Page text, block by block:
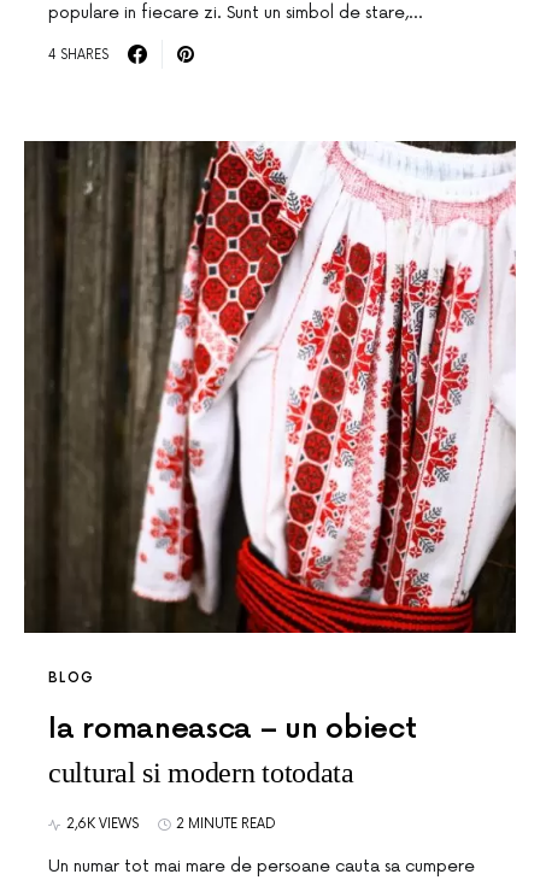
populare in fiecare zi. Sunt un simbol de stare,…
4 SHARES
BLOG
Ia romaneasca – un obiect
cultural si modern totodata
2,6K VIEWS 2 MINUTE READ
Un numar tot mai mare de persoane cauta sa cumpere